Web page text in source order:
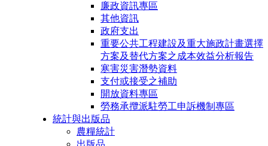
廉政資訊專區
其他資訊
政府支出
重要公共工程建設及重大施政計畫選擇
方案及替代方案之成本效益分析報告
寒害災害潛勢資料
支付或接受之補助
開放資料專區
勞務承攬派駐勞工申訴機制專區
統計與出版品
農糧統計
出版品